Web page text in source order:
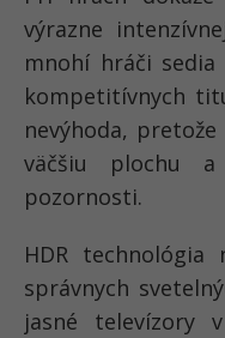
výrazne
mnohí hráči
kompetitívnych
nevýhoda,
väčšiu plochu
pozornosti.
HDR technológia
správnych
jasné televízory